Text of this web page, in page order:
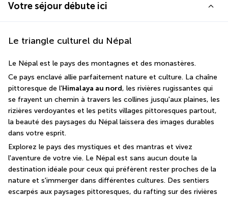
Votre séjour débute ici
Le triangle culturel du Népal
Le Népal est le pays des montagnes et des monastères.
Ce pays enclavé allie parfaitement nature et culture. La chaîne
pittoresque de l'Himalaya au nord, les rivières rugissantes qui
se frayent un chemin à travers les collines jusqu'aux plaines, les
rizières verdoyantes et les petits villages pittoresques partout,
la beauté des paysages du Népal laissera des images durables
dans votre esprit.
Explorez le pays des mystiques et des mantras et vivez
l'aventure de votre vie. Le Népal est sans aucun doute la
destination idéale pour ceux qui préfèrent rester proches de la
nature et s'immerger dans différentes cultures. Des sentiers
escarpés aux paysages pittoresques, du rafting sur des rivières